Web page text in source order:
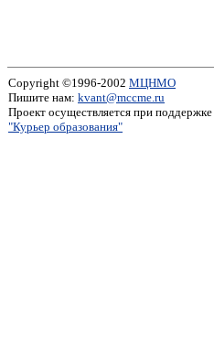
Copyright ©1996-2002 МЦНМО
Пишите нам: kvant@mccme.ru
Проект осуществляется при поддержке
"Курьер образования"